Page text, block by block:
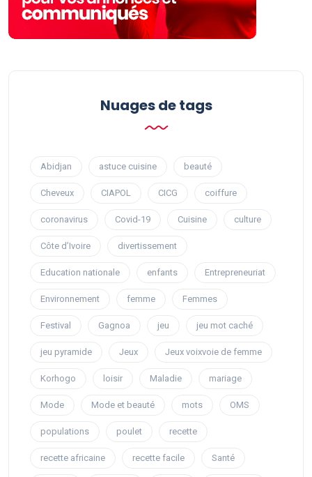
Nuages ​​de tags
Abidjan astuce cuisine beauté
Cheveux CIAPOL CICG coiffure
coronavirus Covid-19 Cuisine culture
Côte d’Ivoire divertissement
Education nationale enfants Entrepreneuriat
Environnement femme Femmes
Festival Gagnoa jeu jeu mot caché
jeu pyramide Jeux Jeux voixvoie de femme
Korhogo loisir Maladie mariage
Mode Mode et beauté mots OMS
populations poulet recette
recette africaine recette facile Santé